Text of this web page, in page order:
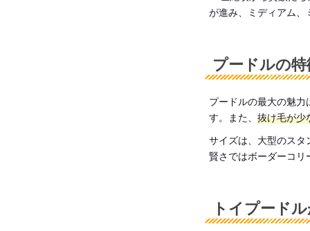
が進み、ミディアム
プードルの
プードルの最大の魅力
す。また、 抜け毛が少
サイズは、大型のス
賢さではボーダーコ
トイプード